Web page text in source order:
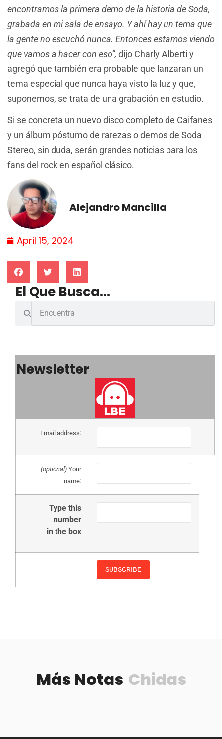
encontramos la primera demo de la historia de Soda,
grabada en mi sala de ensayo. Y ahí hay un tema que
la gente no escuchó nunca. Entonces estamos viendo
que vamos a hacer con eso”, dijo Charly Alberti y
agregó que también era probable que lanzaran un
tema especial que nunca haya visto la luz y que,
suponemos, se trata de una grabación en estudio.
Si se concreta un nuevo disco completo de Caifanes
y un álbum póstumo de rarezas o demos de Soda
Stereo, sin duda, serán grandes noticias para los
fans del rock en español clásico.
Alejandro Mancilla
April 15, 2024
El Que Busca...
Newsletter
Email address:
(optional) Your
name:
Type this
number
in the box
Más Notas Chidas